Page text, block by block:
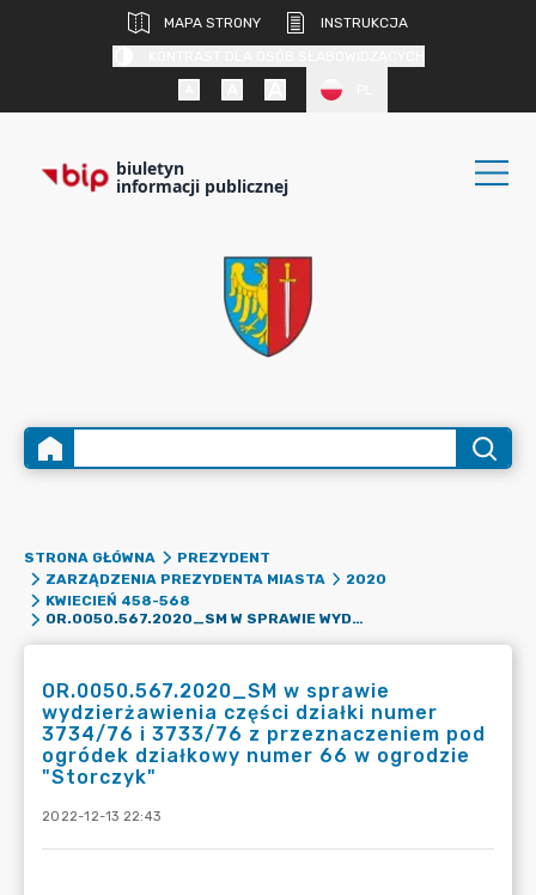
MAPA STRONY
INSTRUKCJA
biuletyn
informacji publicznej
STRONA GŁÓWNA
PREZYDENT
ZARZĄDZENIA PREZYDENTA MIASTA
2020
KWIECIEŃ 458-568
OR.0050.567.2020_SM W SPRAWIE WYDZIERŻAWIENIA CZĘŚCI DZIAŁKI NUMER 3734/76 I 3733/76 Z PRZEZNACZENIEM POD OGRÓDEK DZIAŁKOWY NUMER 66 W OGRODZIE "STORCZYK"
OR.0050.567.2020_SM w sprawie
wydzierżawienia części działki numer
3734/76 i 3733/76 z przeznaczeniem pod
ogródek działkowy numer 66 w ogrodzie
"Storczyk"
2022-12-13 22:43